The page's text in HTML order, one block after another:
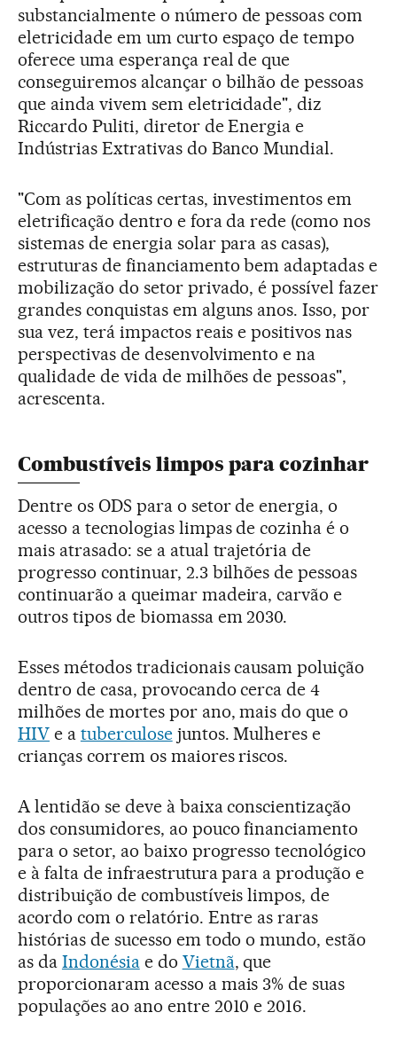
substancialmente o número de pessoas com
eletricidade em um curto espaço de tempo
oferece uma esperança real de que
conseguiremos alcançar o bilhão de pessoas
que ainda vivem sem eletricidade", diz
Riccardo Puliti, diretor de Energia e
Indústrias Extrativas do Banco Mundial.
"Com as políticas certas, investimentos em
eletrificação dentro e fora da rede (como nos
sistemas de energia solar para as casas),
estruturas de financiamento bem adaptadas e
mobilização do setor privado, é possível fazer
grandes conquistas em alguns anos. Isso, por
sua vez, terá impactos reais e positivos nas
perspectivas de desenvolvimento e na
qualidade de vida de milhões de pessoas",
acrescenta.
Combustíveis limpos para cozinhar
Dentre os ODS para o setor de energia, o
acesso a tecnologias limpas de cozinha é o
mais atrasado: se a atual trajetória de
progresso continuar, 2.3 bilhões de pessoas
continuarão a queimar madeira, carvão e
outros tipos de biomassa em 2030.
Esses métodos tradicionais causam poluição
dentro de casa, provocando cerca de 4
milhões de mortes por ano, mais do que o
HIVe a tuberculosejuntos. Mulheres e
crianças correm os maiores riscos.
A lentidão se deve à baixa conscientização
dos consumidores, ao pouco financiamento
para o setor, ao baixo progresso tecnológico
e à falta de infraestrutura para a produção e
distribuição de combustíveis limpos, de
acordo com o relatório. Entre as raras
histórias de sucesso em todo o mundo, estão
as da Indonésiae do Vietnã, que
proporcionaram acesso a mais 3% de suas
populações ao ano entre 2010 e 2016.